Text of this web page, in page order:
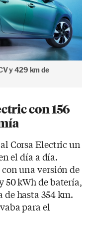
y 429 km de
con 156
Corsa Electric un
el día a día.
una versión de
50 kWh de batería,
hasta 354 km.
para el